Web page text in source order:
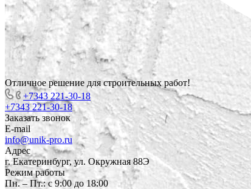
Отличное решение для строительных работ!
+7343 221-30-18
+7343 221-30-18
Заказать звонок
E-mail
info@unik-pro.ru
Адрес
г. Екатеринбург, ул. Окружная 88Э
Режим работы
Пн. – Пт.: с 9:00 до 18:00